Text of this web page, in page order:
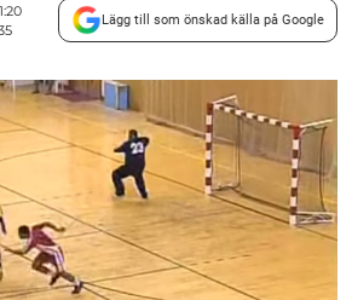
Lägg till som önskad källa på Google